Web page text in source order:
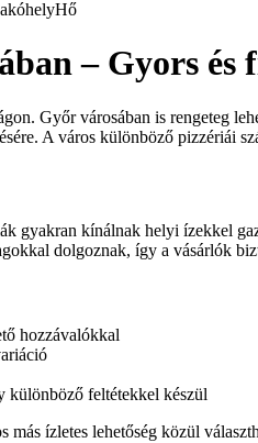
Hő
– Gyors és
Győr városában is rengeteg
A város különböző pizzériái
gyakran kínálnak helyi ízekkel
dolgoznak, így a vásárlók
hozzávalókkal
különböző feltétekkel készül
ízletes lehetőség közül